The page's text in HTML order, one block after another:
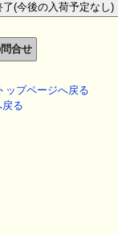
ップページへ戻る
る